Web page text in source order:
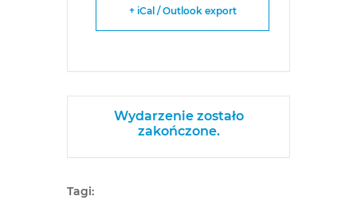
+ iCal / Outlook export
Wydarzenie zostało
zakończone.
Tagi: